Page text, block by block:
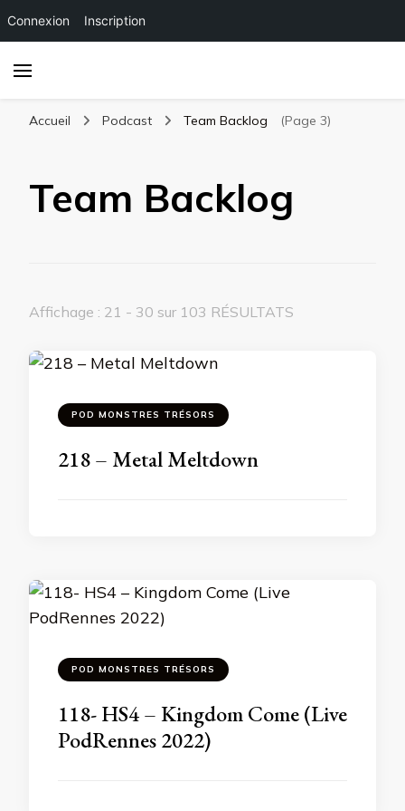
Connexion Inscription
Accueil Podcast Team Backlog (Page 3)
Team Backlog
Affichage : 21 - 30 sur 103 RÉSULTATS
POD MONSTRES TRÉSORS
218 – Metal Meltdown
POD MONSTRES TRÉSORS
118- HS4 – Kingdom Come (Live
PodRennes 2022)